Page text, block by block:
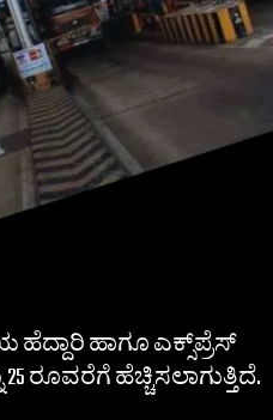
ಹೆದ್ದಾರಿ ಹಾಗೂ ಎಕ್ಸ್​​ಪ್ರೆಸ್
ರೂವರೆಗೆ ಹೆಚ್ಚಿಸಲಾಗುತ್ತಿದೆ.